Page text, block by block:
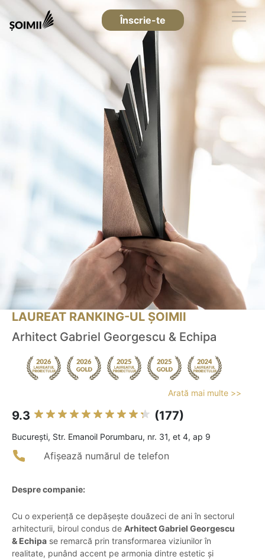
Înscrie-te
LAUREAT RANKING-UL ȘOIMII
Arhitect Gabriel Georgescu & Echipa
Arată mai multe >>
9.3 (177)
Bucureşti, Str. Emanoil Porumbaru, nr. 31, et 4, ap 9
Afișează numărul de telefon
Despre companie:
Cu o experiență ce depășește douăzeci de ani în sectorul
arhitecturii, biroul condus de Arhitect Gabriel Georgescu
& Echipa se remarcă prin transformarea viziunilor în
realitate, punând accent pe armonia dintre estetic și